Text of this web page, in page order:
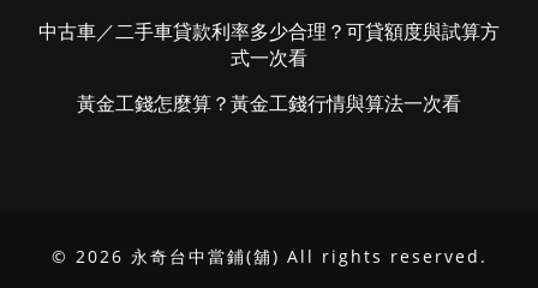
中古車／二手車貸款利率多少合理？可貸額度與試算方
式一次看
黃金工錢怎麼算？黃金工錢行情與算法一次看
© 2026 永奇台中當鋪(舖) All rights reserved.